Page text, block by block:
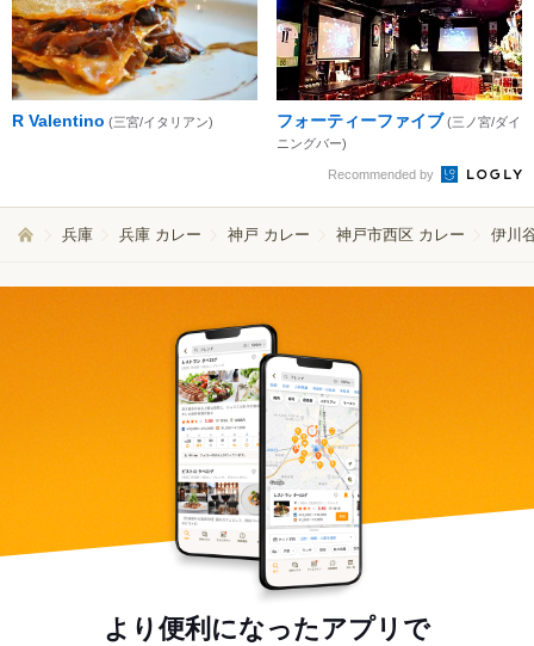
R Valentino (三宮/イタリアン) フォーティーファイブ (三ノ宮/ダイ
ニングバー)
Recommended by
兵庫 兵庫 カレー 神戸 カレー 神戸市西区 カレー 伊川
より便利になったアプリで